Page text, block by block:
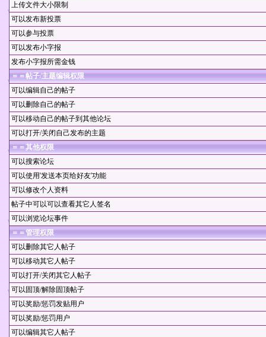
上传文件大小限制
可以发布新投票
可以参与投票
可以发布小字报
发布小字报所需金钱
＝＝帖子/主题编辑权限
可以编辑自己的帖子
可以删除自己的帖子
可以移动自己的帖子到其他论坛
可以打开/关闭自己发布的主题
＝＝其他权限
可以搜索论坛
可以使用'发送本页给好友'功能
可以修改个人资料
帖子中可以可以查看其它人签名
可以浏览论坛事件
＝＝管理权限
可以删除其它人帖子
可以移动其它人帖子
可以打开/关闭其它人帖子
可以固顶/解除固顶帖子
可以奖励/惩罚发贴用户
可以奖励/惩罚用户
可以编辑其它人帖子